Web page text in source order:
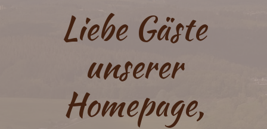
Liebe Gäste
unserer
Homepage,